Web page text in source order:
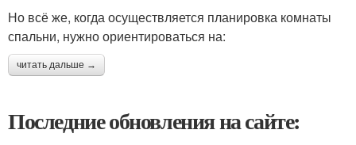
Но всё же, когда осуществляется планировка комнаты
спальни, нужно ориентироваться на:
читать дальше →
Последние обновления на сайте: